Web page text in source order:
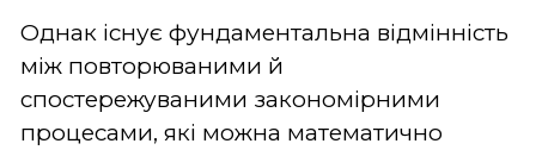
Однак існує фундаментальна відмінність
між повторюваними й
спостережуваними закономірними
процесами, які можна математично